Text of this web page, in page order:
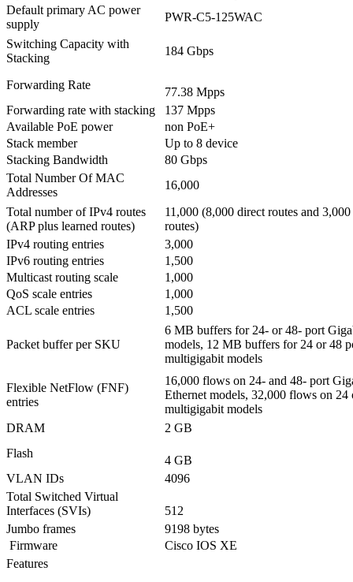
Default primary AC power
supply
PWR-C5-125WAC
Switching Capacity with
Stacking
184 Gbps
Forwarding Rate
77.38 Mpps
Forwarding rate with stacking
137 Mpps
Available PoE power
non PoE+
Stack member
Up to 8 device
Stacking Bandwidth
80 Gbps
Total Number Of MAC
Addresses
16,000
Total number of IPv4 routes
(ARP plus learned routes)
11,000 (8,000 direct routes and
routes)
IPv4 routing entries
3,000
IPv6 routing entries
1,500
Multicast routing scale
1,000
QoS scale entries
1,000
ACL scale entries
1,500
Packet buffer per SKU
6 MB buffers for 24- or 48- port
models, 12 MB buffers for 24 or 48
multigigabit models
Flexible NetFlow (FNF)
entries
16,000 flows on 24- and 48- port
Ethernet models, 32,000 flows on 24
multigigabit models
DRAM
2 GB
Flash
4 GB
VLAN IDs
4096
Total Switched Virtual
Interfaces (SVIs)
512
Jumbo frames
9198 bytes
Firmware
Cisco IOS XE
Features